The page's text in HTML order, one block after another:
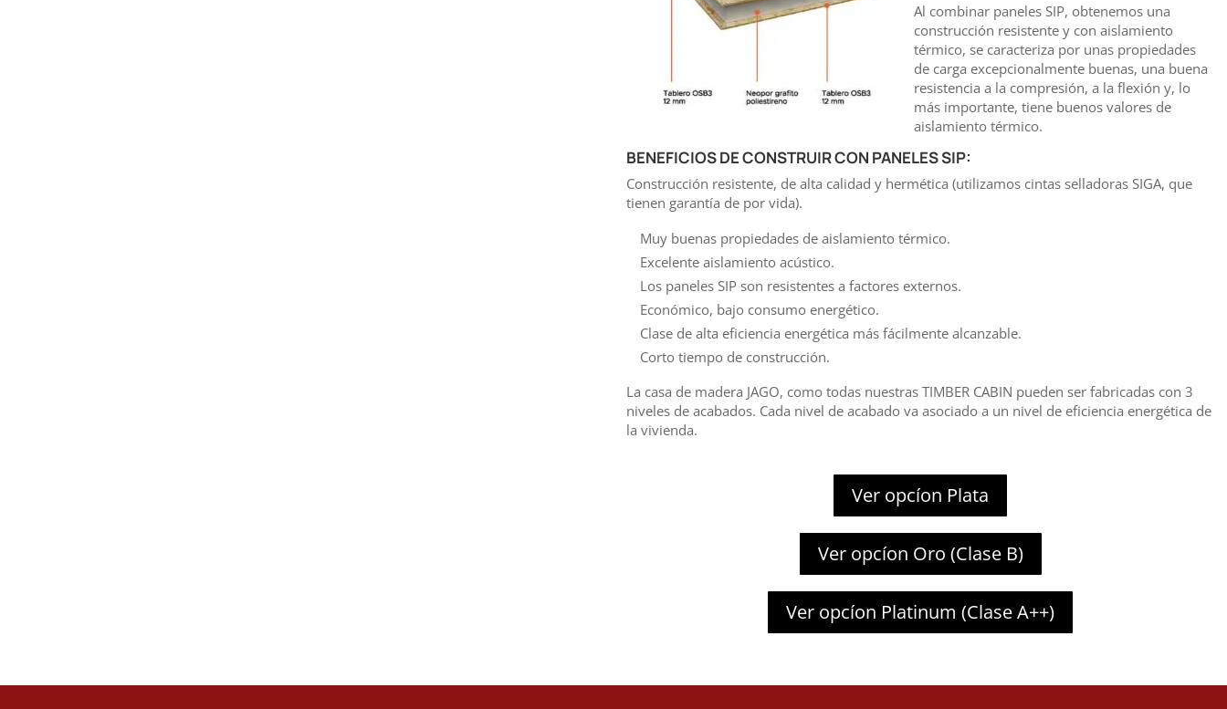
Al combinar paneles SIP, obtenemos una
construcción resistente y con aislamiento
térmico, se caracteriza por unas propiedades
de carga excepcionalmente buenas, una buena
resistencia a la compresión, a la flexión y, lo
más importante, tiene buenos valores de
aislamiento térmico.
BENEFICIOS DE CONSTRUIR CON PANELES SIP:
Construcción resistente, de alta calidad y hermética (utilizamos cintas selladoras SIGA, que
tienen garantía de por vida).
Muy buenas propiedades de aislamiento térmico.
Excelente aislamiento acústico.
Los paneles SIP son resistentes a factores externos.
Económico, bajo consumo energético.
Clase de alta eficiencia energética más fácilmente alcanzable.
Corto tiempo de construcción.
La casa de madera JAGO, como todas nuestras TIMBER CABIN pueden ser fabricadas con 3
niveles de acabados. Cada nivel de acabado va asociado a un nivel de eficiencia energética de
la vivienda.
Ver opcíon Plata
Ver opcíon Oro (Clase B)
Ver opcíon Platinum (Clase A++)